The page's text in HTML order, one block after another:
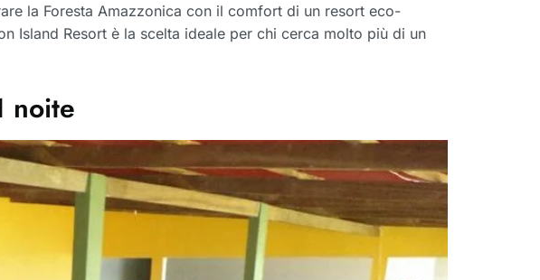
la Foresta Amazzonica con il comfort di un resort eco-
Island Resort è la scelta ideale per chi cerca molto più di un
noite